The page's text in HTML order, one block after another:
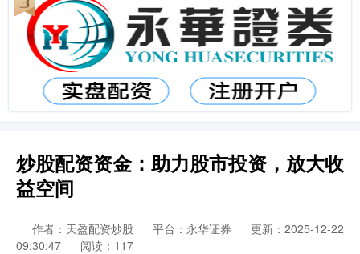
炒股配资资金：助力股市投资，放大收
益空间
作者：天盈配资炒股 平台：永华证券
更新：2025-12-22
09:30:47
阅读：117